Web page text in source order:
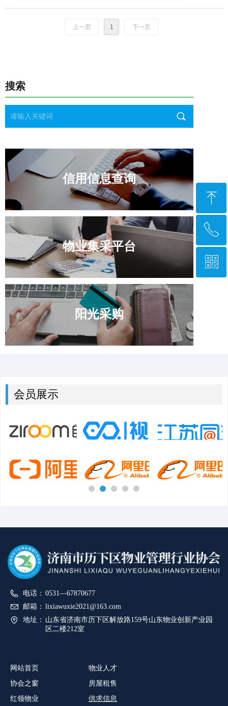
信用信息查询
物业集采平台
阳光采购
끠
搜索
上一页 1 下一页
会员展示
电话： 0531—67870677
邮箱： lixiawuxie2021@163.com
地址： 山东省济南市历下区解放路159号山东物业创新产业园
区二楼212室
网站首页
协会之窗
红领物业
物业人才
房屋租售
供求信息
ꁸ
回到顶部
ꂅ
0531—67870677
ꀥ